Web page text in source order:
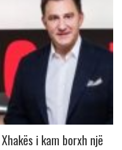
i kam borxh një